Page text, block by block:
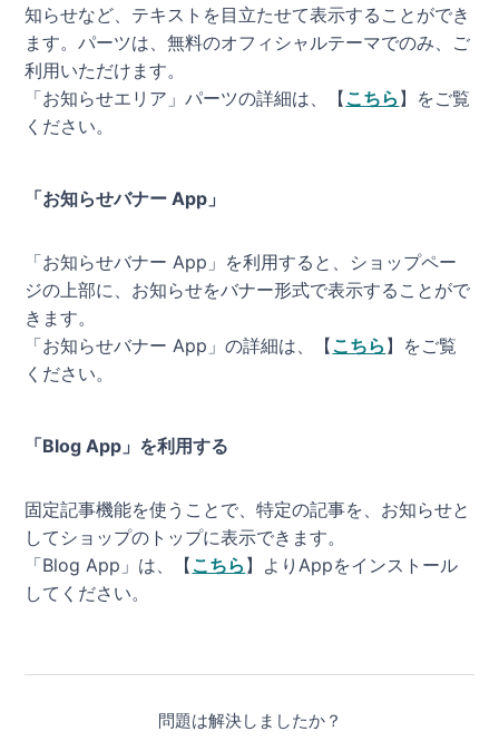
知らせなど、テキストを目立たせて表示することができ
ます。パーツは、無料のオフィシャルテーマでのみ、ご
利用いただけます。
「お知らせエリア」パーツの詳細は、【こちら 】をご覧
ください。
「お知らせバナー App」
「お知らせバナー App」を利用すると、ショップペー
ジの上部に、お知らせをバナー形式で表示することがで
きます。
「お知らせバナー App」の詳細は、【こちら 】をご覧
ください。
「Blog App」を利用する
固定記事機能を使うことで、特定の記事を、お知らせと
してショップのトップに表示できます。
「Blog App」は、【こちら 】よりAppをインストール
してください。
問題は解決しましたか？